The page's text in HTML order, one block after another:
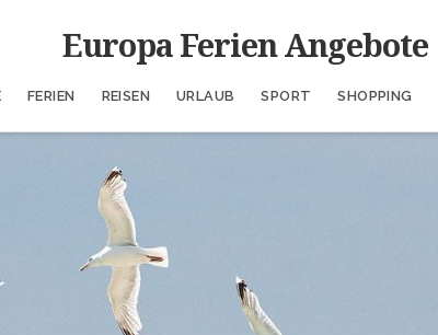
Europa Ferien Angebote
FERIEN REISEN URLAUB SPORT SHOPPING